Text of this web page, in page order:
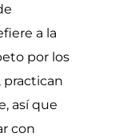
a la
por los
practican
así que
con